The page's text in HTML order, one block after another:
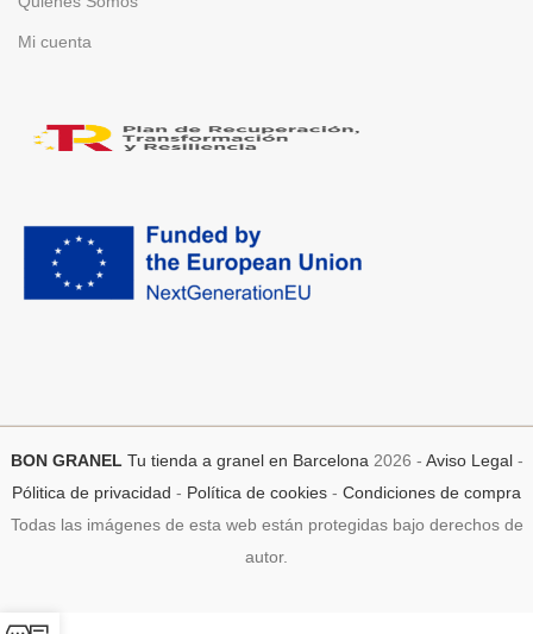
Mi cuenta
BON GRANEL Tu tienda a granel en Barcelona 2026 - Aviso Legal -
Pólitica de privacidad - Política de cookies - Condiciones de compra
Todas las imágenes de esta web están protegidas bajo derechos de
autor.